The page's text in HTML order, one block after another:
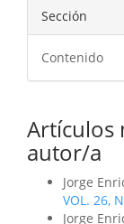
Sección
Contenido
Artículos
autor/a
Jorge
VOL. 26,
Jorge